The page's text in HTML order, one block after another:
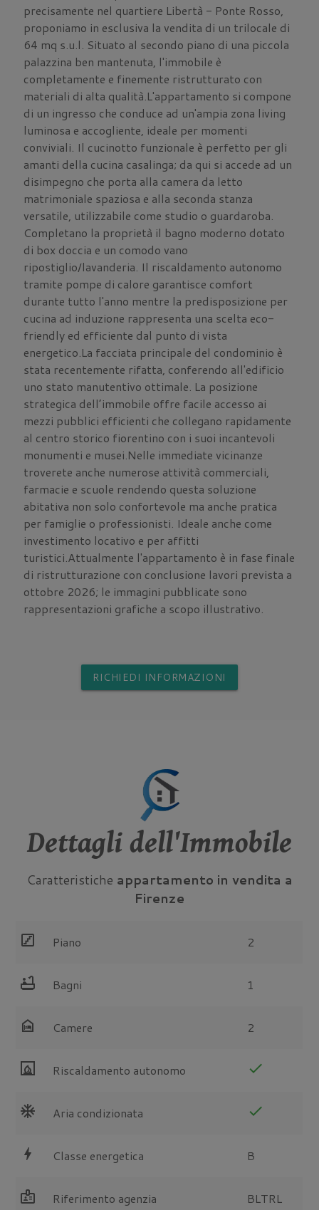
precisamente nel quartiere Libertà - Ponte Rosso,
proponiamo in esclusiva la vendita di un trilocale di
64 mq s.u.l. Situato al secondo piano di una piccola
palazzina ben mantenuta, l'immobile è
completamente e finemente ristrutturato con
materiali di alta qualità.L'appartamento si compone
di un ingresso che conduce ad un'ampia zona living
luminosa e accogliente, ideale per momenti
conviviali. Il cucinotto funzionale è perfetto per gli
amanti della cucina casalinga; da qui si accede ad un
disimpegno che porta alla camera da letto
matrimoniale spaziosa e alla seconda stanza
versatile, utilizzabile come studio o guardaroba.
Completano la proprietà il bagno moderno dotato
di box doccia e un comodo vano
ripostiglio/lavanderia. Il riscaldamento autonomo
tramite pompe di calore garantisce comfort
durante tutto l'anno mentre la predisposizione per
cucina ad induzione rappresenta una scelta eco-
friendly ed efficiente dal punto di vista
energetico.La facciata principale del condominio è
stata recentemente rifatta, conferendo all'edificio
uno stato manutentivo ottimale. La posizione
strategica dell’immobile offre facile accesso ai
mezzi pubblici efficienti che collegano rapidamente
al centro storico fiorentino con i suoi incantevoli
monumenti e musei.Nelle immediate vicinanze
troverete anche numerose attività commerciali,
farmacie e scuole rendendo questa soluzione
abitativa non solo confortevole ma anche pratica
per famiglie o professionisti. Ideale anche come
investimento locativo e per affitti
turistici.Attualmente l'appartamento è in fase finale
di ristrutturazione con conclusione lavori prevista a
ottobre 2026; le immagini pubblicate sono
rappresentazioni grafiche a scopo illustrativo.
RICHIEDI INFORMAZIONI
Dettagli dell'Immobile
Caratteristiche appartamento in vendita a
Firenze
stairs Piano 2
bathtub Bagni 1
night_shelter Camere 2
fireplace Riscaldamento autonomo check
ac_unit Aria condizionata check
bolt Classe energetica B
badge Riferimento agenzia BLTRL